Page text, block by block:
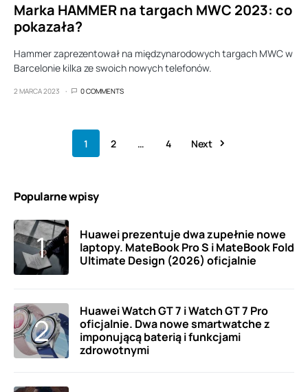
Marka HAMMER na targach MWC 2023: co
pokazała?
Hammer zaprezentował na międzynarodowych targach MWC w
Barcelonie kilka ze swoich nowych telefonów.
2 MARCA 2023 0 COMMENTS
1 2 … 4 Next
Popularne wpisy
Huawei prezentuje dwa zupełnie nowe
laptopy. MateBook Pro S i MateBook Fold
Ultimate Design (2026) oficjalnie
Huawei Watch GT 7 i Watch GT 7 Pro
oficjalnie. Dwa nowe smartwatche z
imponującą baterią i funkcjami
zdrowotnymi